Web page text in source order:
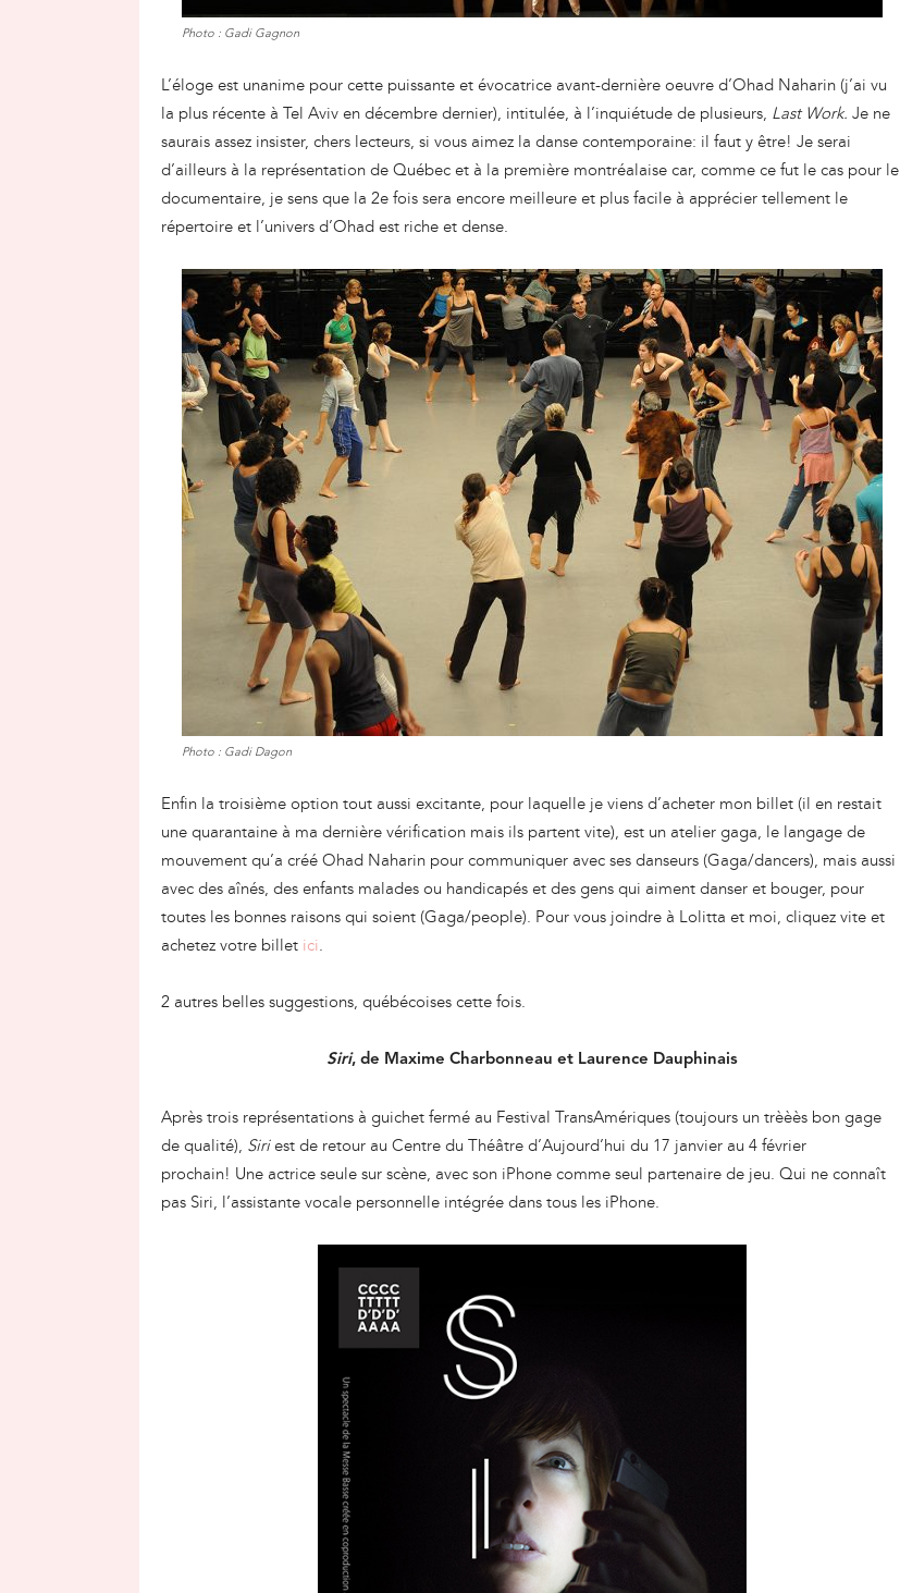
Photo : Gadi Gagnon
L’éloge est unanime pour cette puissante et évocatrice avant-dernière oeuvre d’Ohad Naharin (j’ai vu
la plus récente à Tel Aviv en décembre dernier), intitulée, à l’inquiétude de plusieurs, Last Work. Je ne
saurais assez insister, chers lecteurs, si vous aimez la danse contemporaine: il faut y être! Je serai
d’ailleurs à la représentation de Québec et à la première montréalaise car, comme ce fut le cas pour le
documentaire, je sens que la 2e fois sera encore meilleure et plus facile à apprécier tellement le
répertoire et l’univers d’Ohad est riche et dense.
Photo : Gadi Dagon
Enfin la troisième option tout aussi excitante, pour laquelle je viens d’acheter mon billet (il en restait
une quarantaine à ma dernière vérification mais ils partent vite), est un atelier gaga, le langage de
mouvement qu’a créé Ohad Naharin pour communiquer avec ses danseurs (Gaga/dancers), mais aussi
avec des aînés, des enfants malades ou handicapés et des gens qui aiment danser et bouger, pour
toutes les bonnes raisons qui soient (Gaga/people). Pour vous joindre à Lolitta et moi, cliquez vite et
achetez votre billet ici.
2 autres belles suggestions, québécoises cette fois.
Siri, de Maxime Charbonneau et Laurence Dauphinais
Après trois représentations à guichet fermé au Festival TransAmériques (toujours un trèèès bon gage
de qualité), Siriest de retour au Centre du Théâtre d’Aujourd’hui du 17 janvier au 4 février
prochain! Une actrice seule sur scène, avec son iPhone comme seul partenaire de jeu. Qui ne connaît
pas Siri, l’assistante vocale personnelle intégrée dans tous les iPhone.